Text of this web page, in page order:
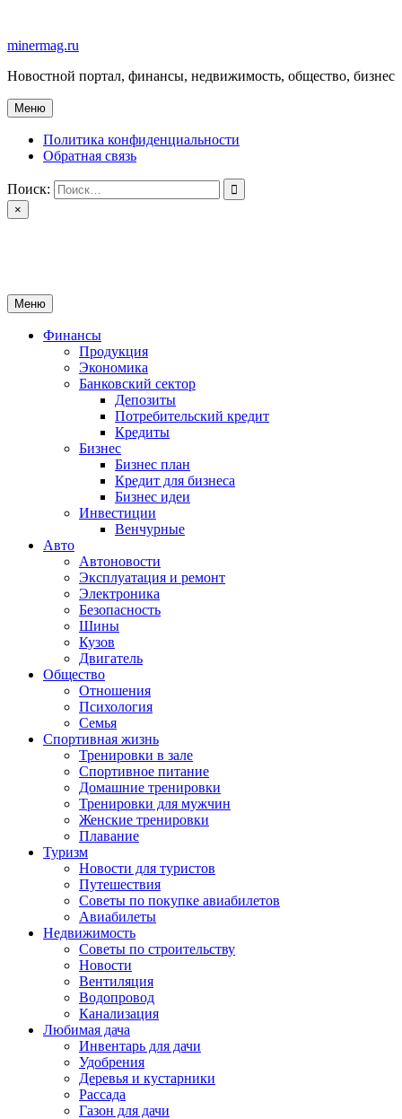
содержимому
minermag.ru
Новостной портал, финансы, недвижимость, общество, бизнес
Меню
Политика конфиденциальности
Обратная связь
Поиск:
×
Меню
Финансы
Продукция
Экономика
Банковский сектор
Депозиты
Потребительский кредит
Кредиты
Бизнес
Бизнес план
Кредит для бизнеса
Бизнес идеи
Инвестиции
Венчурные
Авто
Автоновости
Эксплуатация и ремонт
Электроника
Безопасность
Шины
Кузов
Двигатель
Общество
Отношения
Психология
Семья
Спортивная жизнь
Тренировки в зале
Спортивное питание
Домашние тренировки
Тренировки для мужчин
Женские тренировки
Плавание
Туризм
Новости для туристов
Путешествия
Советы по покупке авиабилетов
Авиабилеты
Недвижимость
Советы по строительству
Новости
Вентиляция
Водопровод
Канализация
Любимая дача
Инвентарь для дачи
Удобрения
Деревья и кустарники
Рассада
Газон для дачи